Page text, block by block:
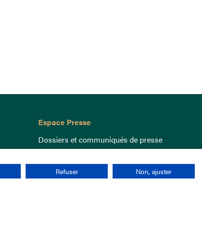
Espace Presse
Dossiers et communiqués de presse
Refuser Non, ajuster